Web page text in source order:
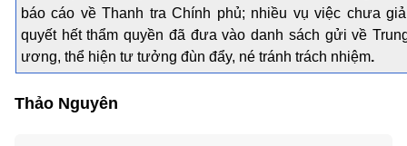
báo cáo về Thanh tra Chính phủ; nhiều vụ việc chưa
quyết hết thẩm quyền đã đưa vào danh sách gửi về
ương, thể hiện tư tưởng đùn đẩy, né tránh trách nhiệm.
Thảo Nguyên